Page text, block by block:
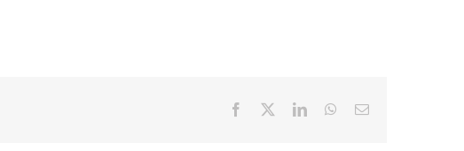
Facebook LinkedInWhatsApp
Email